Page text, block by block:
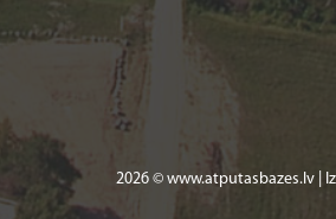
2026 © www.atputasbazes.lv |